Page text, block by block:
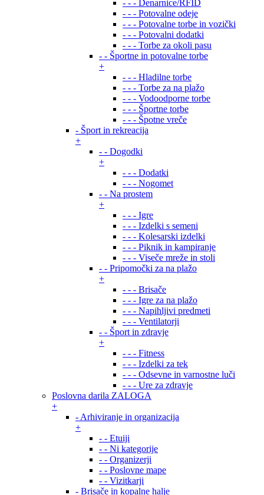
- - - Denarnice/RFID
- - - Potovalne odeje
- - - Potovalne torbe in vozički
- - - Potovalni dodatki
- - - Torbe za okoli pasu
- - Športne in potovalne torbe
+
- - - Hladilne torbe
- - - Torbe za na plažo
- - - Vodoodporne torbe
- - - Športne torbe
- - - Špotne vreče
- Šport in rekreacija
+
- - Dogodki
+
- - - Dodatki
- - - Nogomet
- - Na prostem
+
- - - Igre
- - - Izdelki s semeni
- - - Kolesarski izdelki
- - - Piknik in kampiranje
- - - Viseče mreže in stoli
- - Pripomočki za na plažo
+
- - - Brisače
- - - Igre za na plažo
- - - Napihljivi predmeti
- - - Ventilatorji
- - Šport in zdravje
+
- - - Fitness
- - - Izdelki za tek
- - - Odsevne in varnostne luči
- - - Ure za zdravje
Poslovna darila ZALOGA
+
- Arhiviranje in organizacija
+
- - Etuiji
- - Ni kategorije
- - Organizerji
- - Poslovne mape
- - Vizitkarji
- Brisače in kopalne halje